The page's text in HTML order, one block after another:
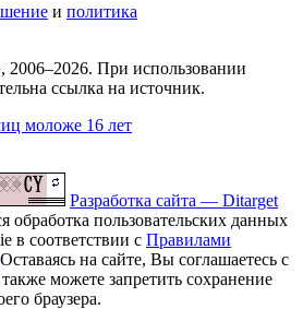
и политика
При использовании
ссылка на источник.
моложе 16 лет
Разработка сайта — Ditarget
обработка пользовательских данных
в соответствии с Правилами
на сайте, Вы соглашаетесь с
можете запретить сохранение
браузера.